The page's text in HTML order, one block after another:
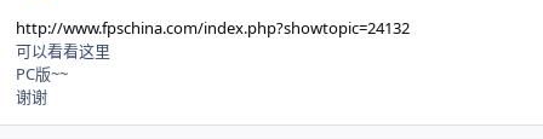
http://www.fpschina.com/index.php?showtopic=24132
可以看看这里
PC版~~
谢谢